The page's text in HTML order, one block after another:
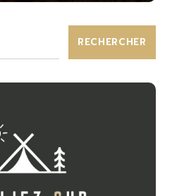
RECHERCHER